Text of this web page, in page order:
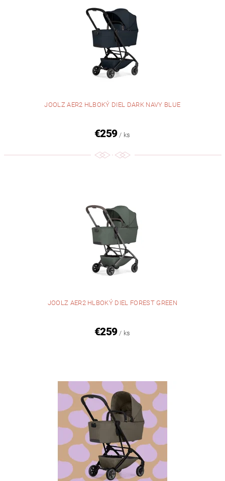
JOOLZ AER2 HLBOKÝ DIEL DARK NAVY BLUE
€259 / ks
JOOLZ AER2 HLBOKÝ DIEL FOREST GREEN
€259 / ks